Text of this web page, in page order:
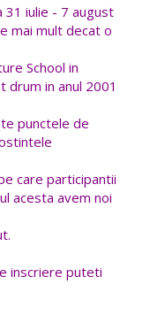
didactică
didactic-auxiliare și
31 iulie - 7 august
mai mult decat o
School in
drum in anul 2001
punctele de
care participantii
acesta avem noi
inscriere puteti